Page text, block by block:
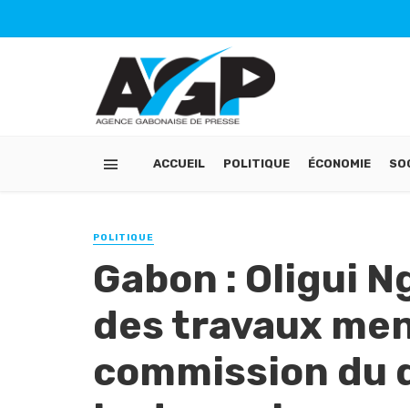
ACCUEIL POLITIQUE ÉCONOMIE
POLITIQUE
Gabon : Oligui
des travaux
commission du